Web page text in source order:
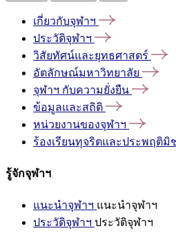
เกี่ยวกับจุฬาฯ
ประวัติจุฬาฯ
วิสัยทัศน์และยุทธศาสตร์
อัตลักษณ์มหาวิทยาลัย
จุฬาฯ กับความยั่งยืน
ข้อมูลและสถิติ
หน่วยงานของจุฬาฯ
ร้องเรียนทุจริตและประพฤติมิ
รู้จักจุฬาฯ
แนะนำจุฬาฯ แนะนำจุฬาฯ
ประวัติจุฬาฯ ประวัติจุฬาฯ